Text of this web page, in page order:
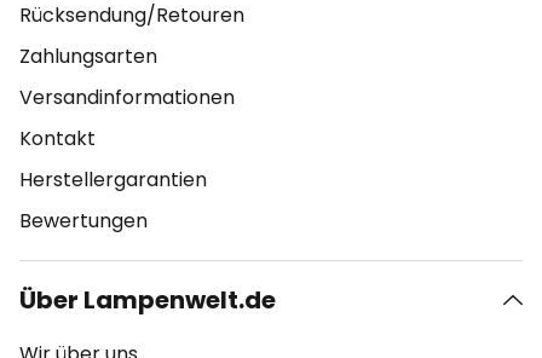
Rücksendung/Retouren
Zahlungsarten
Versandinformationen
Kontakt
Herstellergarantien
Bewertungen
Über Lampenwelt.de